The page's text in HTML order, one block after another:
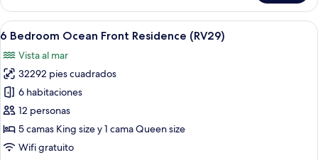
Bedroom
Ocean
Front
(RV2)
Abrir
todas
las
fotos
de
6
Bedroom
Ocean
Zona de piscina con sillones de
17
6 Bedroom Ocean Front Residence (RV29)
Vista al mar
32292 pies cuadrados
6 habitaciones
12 personas
5 camas King size y 1 cama Queen size
Wifi gratuito